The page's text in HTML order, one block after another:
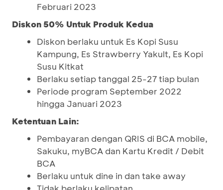
Februari 2023
Diskon 50% Untuk Produk Kedua
Diskon berlaku untuk Es Kopi Susu
Kampung, Es Strawberry Yakult, Es Kopi
Susu Kitkat
Berlaku setiap tanggal 25-27 tiap bulan
Periode program September 2022
hingga Januari 2023
Ketentuan Lain:
Pembayaran dengan QRIS di BCA mobile,
Sakuku, myBCA dan Kartu Kredit / Debit
BCA
Berlaku untuk dine in dan take away